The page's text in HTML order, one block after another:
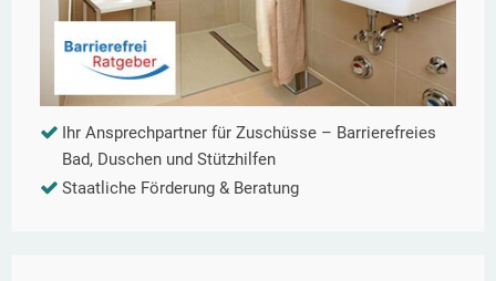
Ihr Ansprechpartner für Zuschüsse – Barrierefreies
Bad, Duschen und Stützhilfen
Staatliche Förderung & Beratung